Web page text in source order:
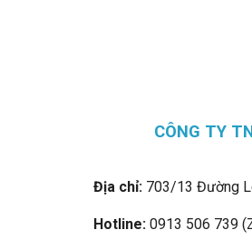
CÔNG TY
Địa chỉ:703/13 Đường
Hotline:0913 506 739